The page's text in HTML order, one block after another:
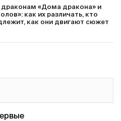
драконам «Дома дракона» и
как их различать, кто
как они двигают сюжет